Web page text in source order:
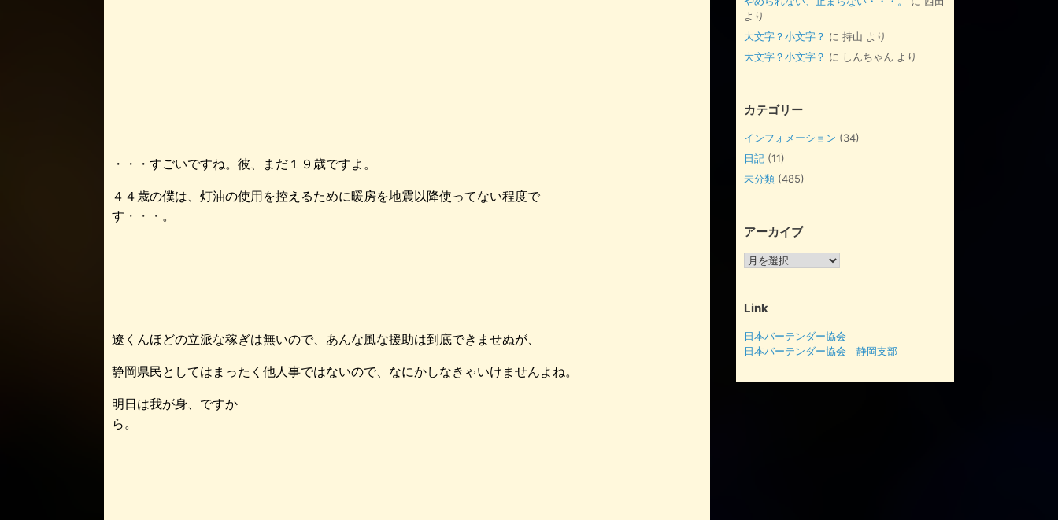
・・・すごいですね。彼、まだ１９歳ですよ。
４４歳の僕は、灯油の使用を控えるために暖房を地震以降使ってない程度で
す・・・。
遼くんほどの立派な稼ぎは無いので、あんな風な援助は到底できませぬが、
静岡県民としてはまったく他人事ではないので、なにかしなきゃいけませんよね。
明日は我が身、ですか
ら。
より
大文字？小文字？ に持山 より
大文字？小文字？ に しんちゃん より
カテゴリー
インフォメーション (34)
日記 (11)
未分類 (485)
アーカイブ
ア
イ
Link
日本バーテンダー協会
日本バーテンダー協会 静岡支部